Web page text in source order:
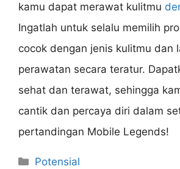
kamu dapat merawat kulitmu
Ingatlah untuk selalu memilih
cocok dengan jenis kulitmu dan
perawatan secara teratur.
sehat dan terawat, sehingga
cantik dan percaya diri dalam
pertandingan Mobile Legends!
Categories
Potensial